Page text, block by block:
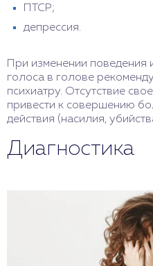
ПТСР;
депрессия.
При изменении
голоса в голове
психиатру. Отсутствие
привести к совершению
действия (насилия,
Диагностика